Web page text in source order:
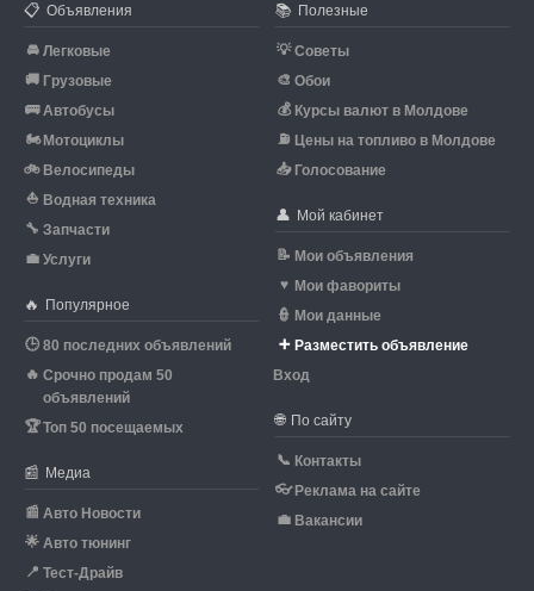
📋 Объявления
🚘 Легковые
🚚 Грузовые
🚌 Автобусы
🏍 Мотоциклы
🚲 Велосипеды
⛵ Водная техника
🔧 Запчасти
💼 Услуги
🔥 Популярное
🕒 80 последних объявлений
🔥 Срочно продам 50
объявлений
🏆Топ 50 посещаемых
📰 Медиа
📰 Авто Новости
🌟 Авто тюнинг
📍 Тест-Драйв
📚 Полезные
💡 Советы
🎨 Обои
💰 Курсы валют в Молдове
⛽ Цены на топливо в Молдове
📥 Голосование
👤 Мой кабинет
📝 Мои объявления
♥ Мои фавориты
👮 Мои данные
➕ Разместить объявление
Вход
🌐 По сайту
📞 Контакты
👓 Реклама на сайте
💼 Вакансии